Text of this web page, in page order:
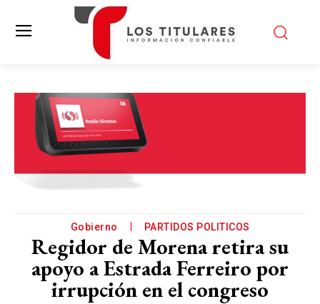
Gobierno PARTIDOS POLITICOS
Regidor de Morena retira su
apoyo a Estrada Ferreiro por
irrupción en el congreso